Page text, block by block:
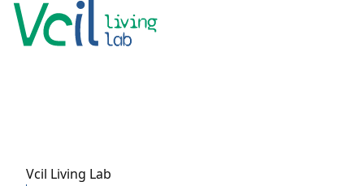
Vcil Living Lab